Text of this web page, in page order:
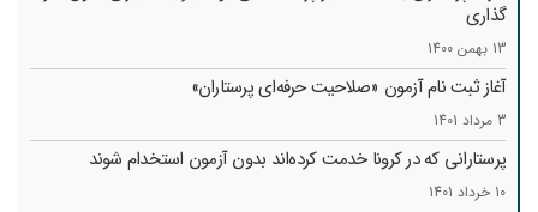
گذاری
13 بهمن 1400
آغاز ثبت نام آزمون «صلاحیت حرفه‌ای پرستاران»
3 مرداد 1401
پرستارانی که در کرونا خدمت کرد‌ه‌اند بدون آزمون استخدام شوند
10 خرداد 1401